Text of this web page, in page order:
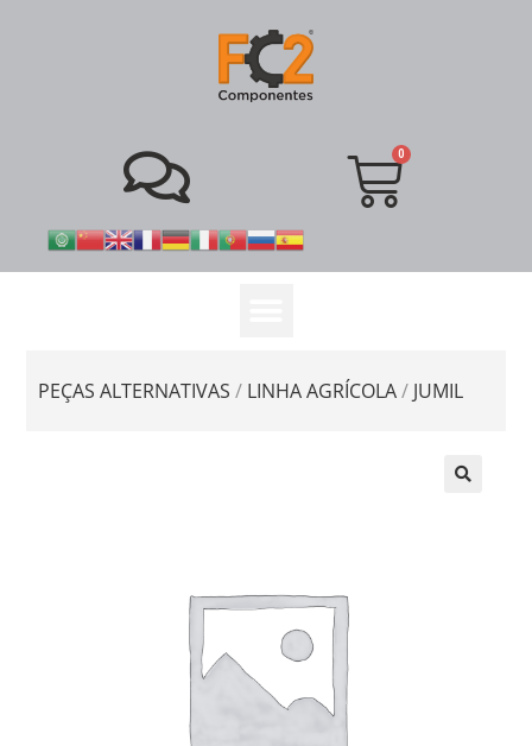
PEÇAS ALTERNATIVAS / LINHA AGRÍCOLA/ JUMIL